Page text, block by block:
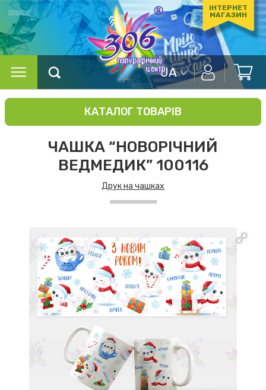
ІНТЕРНЕТ
МАГАЗИН
UA
КАТАЛОГ ТОВАРІВ
ЧАШКА “НОВОРІЧНИЙ
ВЕДМЕДИК” 100116
Друк на чашках